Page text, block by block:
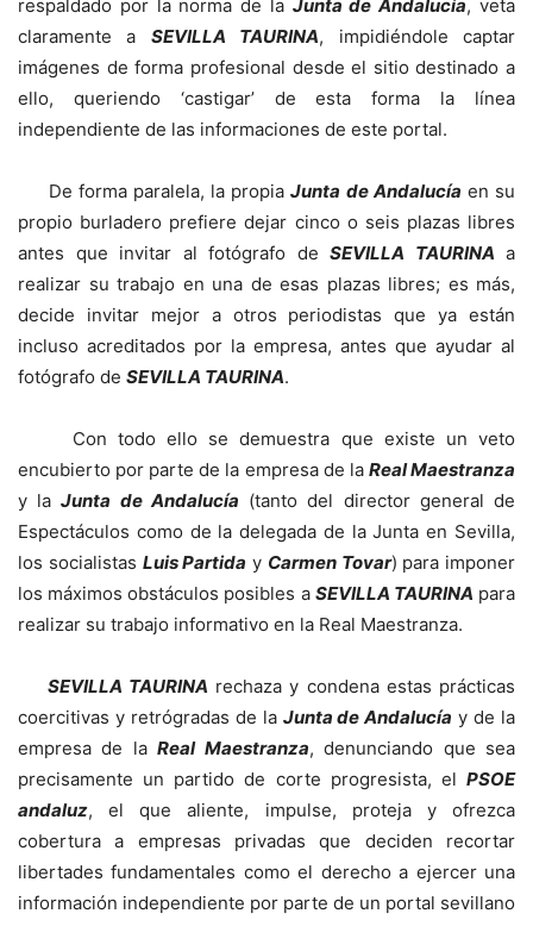
respaldado por la norma de la Junta de Andalucía, veta
claramente a SEVILLA TAURINA, impidiéndole captar
imágenes de forma profesional desde el sitio destinado a
ello, queriendo ‘castigar’ de esta forma la línea
independiente de las informaciones de este portal.
De forma paralela, la propiaJunta de Andalucía en su
propio burladero prefiere dejar cinco o seis plazas libres
antes que invitar al fotógrafo de SEVILLA TAURINA a
realizar su trabajo en una de esas plazas libres; es más,
decide invitar mejor a otros periodistas que ya están
incluso acreditados por la empresa, antes que ayudar al
fotógrafo de SEVILLA TAURINA.
Con todo ello se demuestra que existe un veto
encubierto por parte de la empresa de la Real Maestranza
y laJunta de Andalucía (tanto del director general de
Espectáculos como de la delegada de la Junta en Sevilla,
los socialistas Luis Partida y Carmen Tovar) para imponer
los máximos obstáculos posibles a SEVILLA TAURINA para
realizar su trabajo informativo en la Real Maestranza.
SEVILLA TAURINA rechaza y condena estas prácticas
coercitivas y retrógradas de la Junta de Andalucía y de la
empresa de laReal Maestranza, denunciando que sea
precisamente un partido de corte progresista, el PSOE
andaluz, el que aliente, impulse, proteja y ofrezca
cobertura a empresas privadas que deciden recortar
libertades fundamentales como el derecho a ejercer una
información independiente por parte de un portal sevillano